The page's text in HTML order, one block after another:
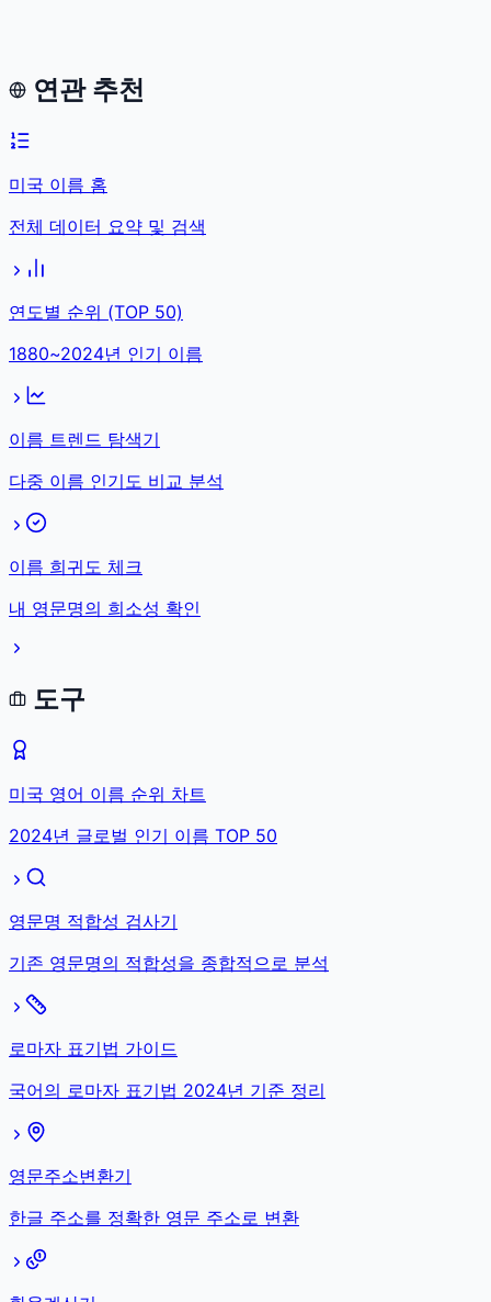
연관 추천
미국 이름 홈
전체 데이터 요약 및 검색
연도별 순위 (TOP 50)
1880~2024년 인기 이름
이름 트렌드 탐색기
다중 이름 인기도 비교 분석
이름 희귀도 체크
내 영문명의 희소성 확인
도구
미국 영어 이름 순위 차트
2024년 글로벌 인기 이름 TOP 50
영문명 적합성 검사기
기존 영문명의 적합성을 종합적으로 분석
로마자 표기법 가이드
국어의 로마자 표기법 2024년 기준 정리
영문주소변환기
한글 주소를 정확한 영문 주소로 변환